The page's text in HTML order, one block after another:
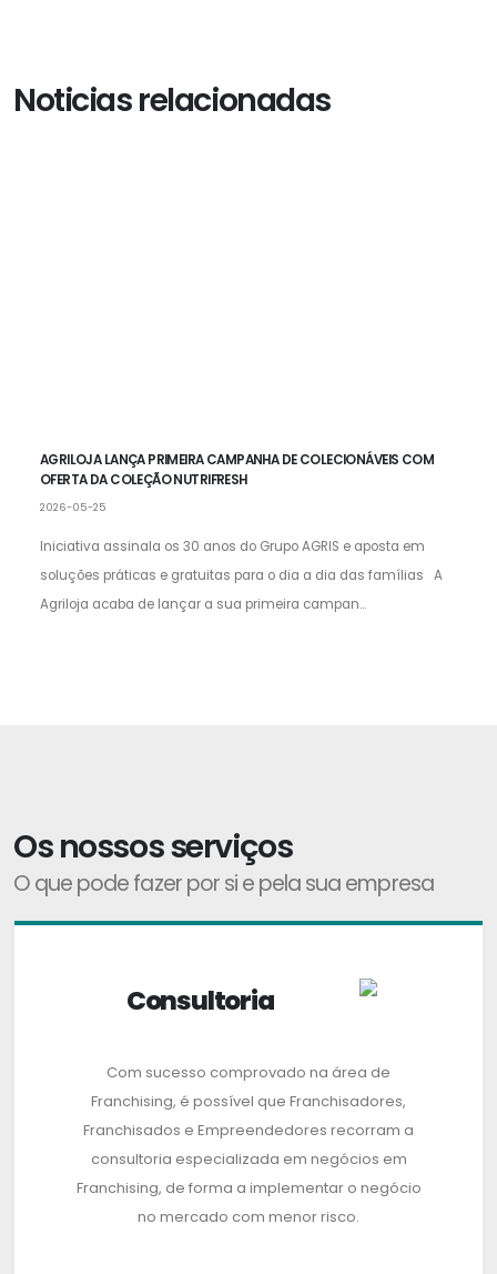
Noticias relacionadas
AGRILOJA LANÇA PRIMEIRA CAMPANHA DE COLECIONÁVEIS COM
OFERTA DA COLEÇÃO NUTRIFRESH
2026-05-25
Iniciativa assinala os 30 anos do Grupo AGRIS e aposta em
soluções práticas e gratuitas para o dia a dia das famílias A
Agriloja acaba de lançar a sua primeira campan...
Os nossos serviços
O que pode fazer por si e pela sua empresa
Consultoria
Com sucesso comprovado na área de
Franchising, é possível que Franchisadores,
Franchisados e Empreendedores recorram a
consultoria especializada em negócios em
Franchising, de forma a implementar o negócio
no mercado com menor risco.